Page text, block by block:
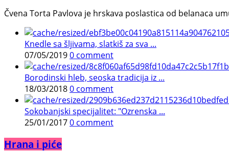
Čvena Torta Pavlova je hrskava poslastica od belanaca
Knedle sa šljivama, slatkiš za sva ...
07/05/20190 comment
Borodinski hleb, seoska tradicija iz ...
18/03/20180 comment
Sokobanjski specijalitet: "Ozrenska ...
25/01/20170 comment
Hrana i piće